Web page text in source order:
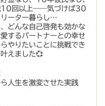
10回以上――気づけば30
ーター暮らし…
どんな自己啓発も効かな
するパートナーとの幸せ
やりたいことに挑戦でき
えました💞
ら人生を激変させた実践